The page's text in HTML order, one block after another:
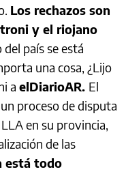
Los rechazos son
y el riojano
país se está
una cosa, ¿Lijo
a elDiarioAR. El
proceso de disputa
en su provincia,
de las
está todo